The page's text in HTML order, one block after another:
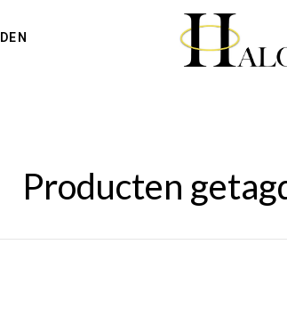
Producten